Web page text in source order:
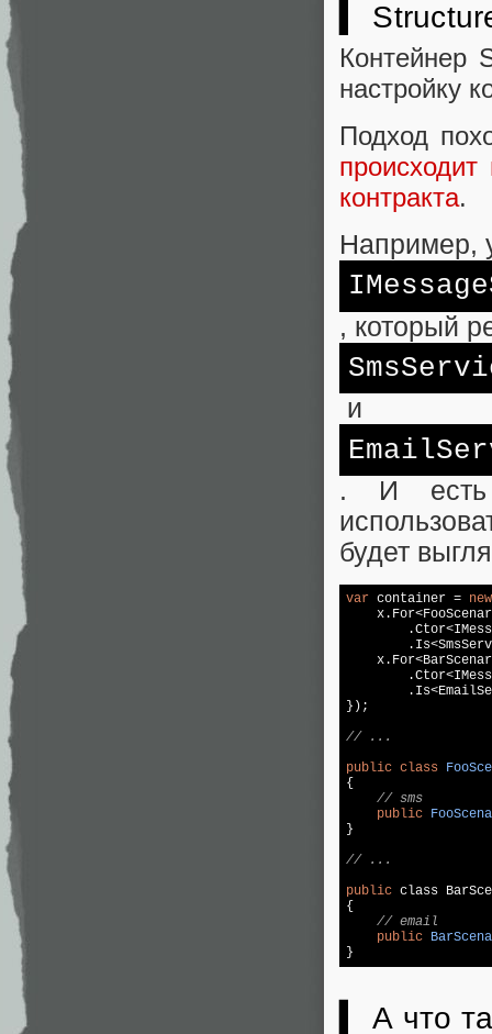
▍
Контейнер
настройку
Подход
контракта.
Например,
, который
и
. И есть
будет
var container = new
});
// ...
public class
{
// sms
public
}
// ...
public
{
// email
public
▍ А что